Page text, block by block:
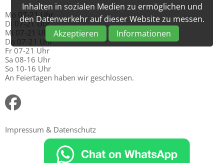
Inhalten in sozialen Medien zu ermöglichen und
den Datenverkehr auf dieser Website zu messen.
Akzeptieren
Informationen
Mo 07-21 Uhr
Di 07-21 Uhr
Mi 07-21 Uhr
Do 07-21 Uhr
Fr 07-21 Uhr
Sa 08-16 Uhr
So 10-16 Uhr
An Feiertagen haben wir geschlossen.
Impressum & Datenschutz